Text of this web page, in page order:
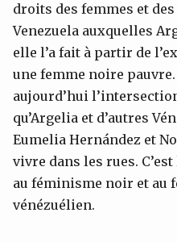
droits des femmes et
Venezuela auxquelles
elle l’a fait à partir de
une femme noire pauvre.
aujourd’hui
qu’Argelia et d’autres
Eumelia Hernández et
vivre dans les rues.
au féminisme noir et au
vénézuélien.